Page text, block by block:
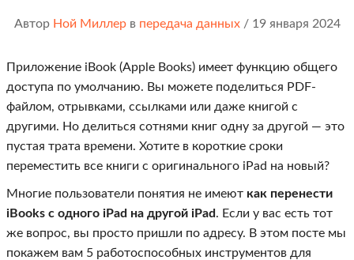
Автор Ной Миллерв передача данных/ 19 января 2024
Приложение iBook (Apple Books) имеет функцию общего
доступа по умолчанию. Вы можете поделиться PDF-
файлом, отрывками, ссылками или даже книгой с
другими. Но делиться сотнями книг одну за другой — это
пустая трата времени. Хотите в короткие сроки
переместить все книги с оригинального iPad на новый?
Многие пользователи понятия не имеют как перенести
iBooks с одного iPad на другой iPad. Если у вас есть тот
же вопрос, вы просто пришли по адресу. В этом посте мы
покажем вам 5 работоспособных инструментов для